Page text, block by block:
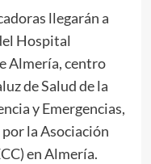
llegarán a
Hospital
Almería, centro
de Salud de la
y Emergencias,
la Asociación
en Almería.